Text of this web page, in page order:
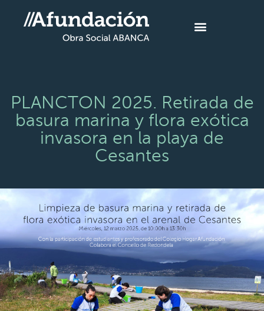
PLANCTON 2025. Retirada de
basura marina y flora exótica
invasora en la playa de
Cesantes